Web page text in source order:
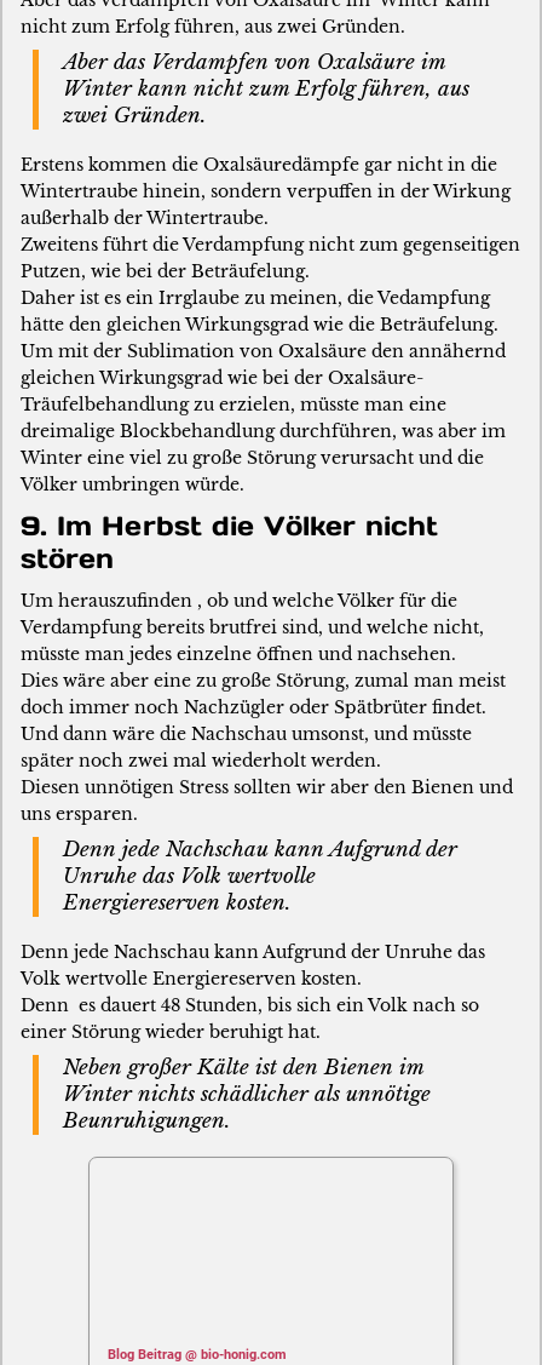
nicht zum Erfolg führen, aus zwei Gründen.
Aber das Verdampfen von Oxalsäure im
Winter kann nicht zum Erfolg führen, aus
zwei Gründen.
Erstens kommen die Oxalsäuredämpfe gar nicht in die
Wintertraube hinein, sondern verpuffen in der Wirkung
außerhalb der Wintertraube.
Zweitens führt die Verdampfung nicht zum gegenseitigen
Putzen, wie bei der Beträufelung.
Daher ist es ein Irrglaube zu meinen, die Vedampfung
hätte den gleichen Wirkungsgrad wie die Beträufelung.
Um mit der Sublimation von Oxalsäure den annähernd
gleichen Wirkungsgrad wie bei der Oxalsäure-
Träufelbehandlung zu erzielen, müsste man eine
dreimalige Blockbehandlung durchführen, was aber im
Winter eine viel zu große Störung verursacht und die
Völker umbringen würde.
9. Im Herbst die Völker nicht
stören
Um herauszufinden , ob und welche Völker für die
Verdampfung bereits brutfrei sind, und welche nicht,
müsste man jedes einzelne öffnen und nachsehen.
Dies wäre aber eine zu große Störung, zumal man meist
doch immer noch Nachzügler oder Spätbrüter findet.
Und dann wäre die Nachschau umsonst, und müsste
später noch zwei mal wiederholt werden.
Diesen unnötigen Stress sollten wir aber den Bienen und
uns ersparen.
Denn jede Nachschau kann Aufgrund der
Unruhe das Volk wertvolle
Energiereserven kosten.
Denn jede Nachschau kann Aufgrund der Unruhe das
Volk wertvolle Energiereserven kosten.
Denn es dauert 48 Stunden, bis sich ein Volk nach so
einer Störung wieder beruhigt hat.
Neben großer Kälte ist den Bienen im
Winter nichts schädlicher als unnötige
Beunruhigungen.
Blog Beitrag @ bio-honig.com